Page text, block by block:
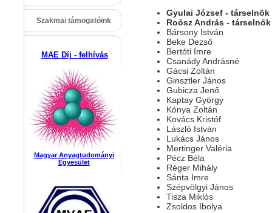
Szakmai támogatóink
MAE Díj - felhívás
Magyar Anyagtudományi
Egyesület
Gyulai József - társelnök
Roósz András - társelnök
Bársony István
Beke Dezső
Bertóti Imre
Csanády Andrásné
Gácsi Zoltán
Ginsztler János
Gubicza Jenő
Kaptay György
Kónya Zoltán
Kovács Kristóf
László István
Lukács János
Mertinger Valéria
Pécz Béla
Réger Mihály
Sánta Imre
Szépvölgyi János
Tisza Miklós
Zsoldos Ibolya